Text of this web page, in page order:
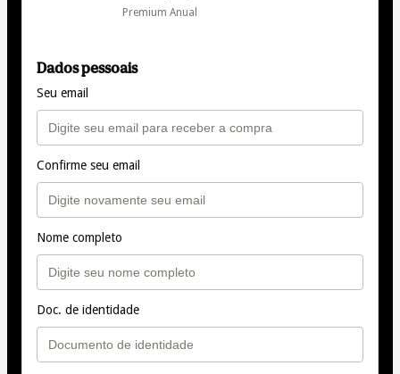
Premium Anual
Dados pessoais
Seu email
Confirme seu email
Nome completo
Doc. de identidade